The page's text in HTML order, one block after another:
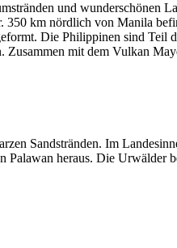
und wunderschönen
km nördlich von Manila
Die Philippinen sind Teil
mit dem Vulkan
Sandstränden. Im
Palawan heraus. Die